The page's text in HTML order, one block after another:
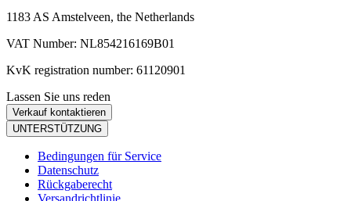
1183 AS Amstelveen, the Netherlands
VAT Number: NL854216169B01
KvK registration number: 61120901
Lassen Sie uns reden
Verkauf kontaktieren
UNTERSTÜTZUNG
Bedingungen für Service
Datenschutz
Rückgaberecht
Versandrichtlinie